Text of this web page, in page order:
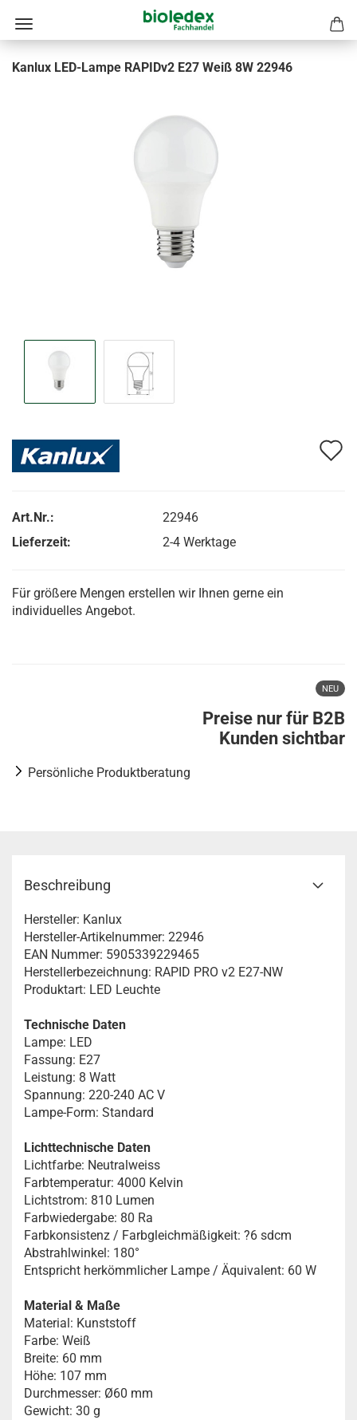
Kanlux LED-Lampe RAPIDv2 E27 Weiß 8W 22946
Art.Nr.:
22946
Lieferzeit:
2-4 Werktage
Für größere Mengen erstellen wir Ihnen gerne ein
individuelles Angebot.
NEU
Preise nur für B2B
Kunden sichtbar
Persönliche Produktberatung
Beschreibung
Hersteller: Kanlux
Hersteller-Artikelnummer: 22946
EAN Nummer: 5905339229465
Herstellerbezeichnung: RAPID PRO v2 E27-NW
Produktart: LED Leuchte
Technische Daten
Lampe: LED
Fassung: E27
Leistung: 8 Watt
Spannung: 220-240 AC V
Lampe-Form: Standard
Lichttechnische Daten
Lichtfarbe: Neutralweiss
Farbtemperatur: 4000 Kelvin
Lichtstrom: 810 Lumen
Farbwiedergabe: 80 Ra
Farbkonsistenz / Farbgleichmäßigkeit: ?6 sdcm
Abstrahlwinkel: 180°
Entspricht herkömmlicher Lampe / Äquivalent: 60 W
Material & Maße
Material: Kunststoff
Farbe: Weiß
Breite: 60 mm
Höhe: 107 mm
Durchmesser: Ø60 mm
Gewicht: 30 g